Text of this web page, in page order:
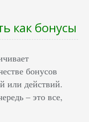
как бонусы
бонусов
или действий.
– это все,